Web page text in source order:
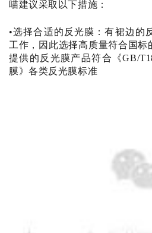
喵建议采取以下措施：
•选择合适的反光膜：有裙边的
工作，因此选择高质量符合国标
提供的反光膜产品符合《GB/
膜》各类反光膜标准